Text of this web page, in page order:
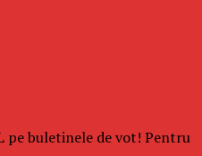
pe buletinele de vot! Pentru